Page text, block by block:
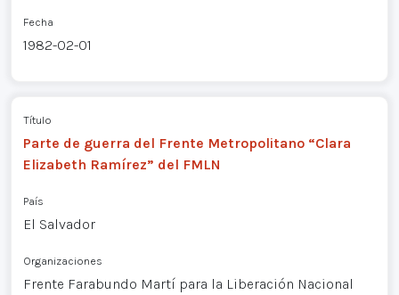
Fecha
1982-02-01
Título
Parte de guerra del Frente Metropolitano “Clara
Elizabeth Ramírez” del FMLN
País
El Salvador
Organizaciones
Frente Farabundo Martí para la Liberación Nacional